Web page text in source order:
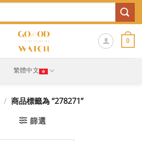
0
繁體中文
/ 商品標籤為 “278271”
篩選